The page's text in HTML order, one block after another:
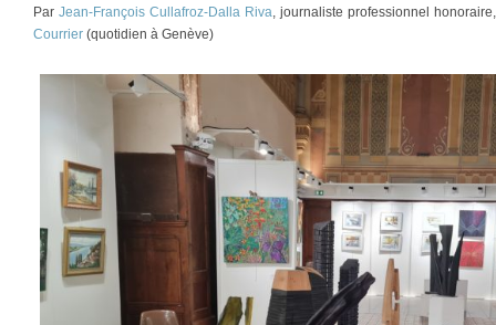
Par Jean-François Cullafroz-Dalla Riva, journaliste professionnel
Courrier (quotidien à Genève)